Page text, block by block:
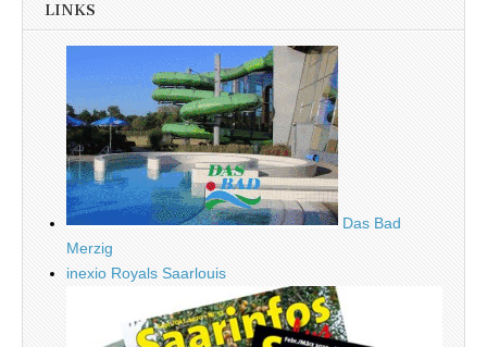
LINKS
Das Bad
Merzig
inexio Royals Saarlouis